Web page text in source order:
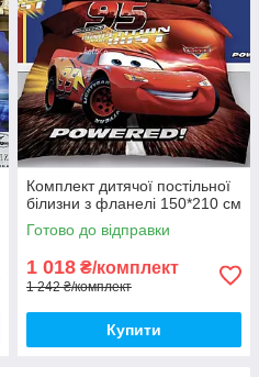
Комплект дитячої постільної
білизни з фланелі 150*210 см
Готово до відправки
1 018 ₴/комплект
1 242 ₴/комплект
Купити